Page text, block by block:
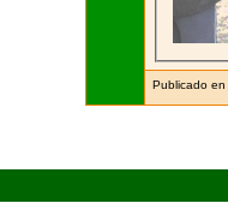
Publicado en